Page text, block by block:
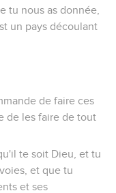
tu nous as donnée,
un pays découlant
de faire ces
de les faire de tout
te soit Dieu, et tu
et que tu
et ses